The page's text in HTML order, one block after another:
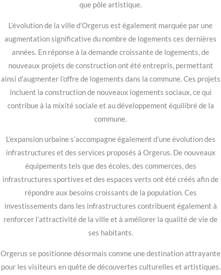
que pôle artistique.
L’évolution de la ville d’Orgerus est également marquée par une
augmentation significative du nombre de logements ces dernières
années. En réponse à la demande croissante de logements, de
nouveaux projets de construction ont été entrepris, permettant
ainsi d’augmenter l’offre de logements dans la commune. Ces projets
incluent la construction de nouveaux logements sociaux, ce qui
contribue à la mixité sociale et au développement équilibré de la
commune.
L’expansion urbaine s’accompagne également d’une évolution des
infrastructures et des services proposés à Orgerus. De nouveaux
équipements tels que des écoles, des commerces, des
infrastructures sportives et des espaces verts ont été créés afin de
répondre aux besoins croissants de la population. Ces
investissements dans les infrastructures contribuent également à
renforcer l’attractivité de la ville et à améliorer la qualité de vie de
ses habitants.
Orgerus se positionne désormais comme une destination attrayante
pour les visiteurs en quête de découvertes culturelles et artistiques.